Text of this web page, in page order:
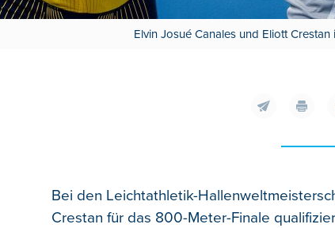
Elvin Josué Canales und Eliott
Bei den Leichtathletik-
Crestan für das 800-Meter-Finale